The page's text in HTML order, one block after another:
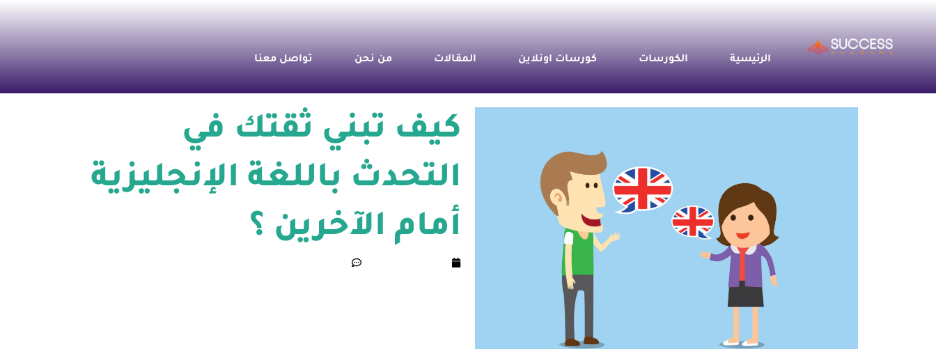
الرئيسية الكورسات كورسات اونلاين المقالات من نحن تواصل معنا
كيف تبني ثقتك في
التحدث باللغة الإنجليزية
أمام الآخرين ؟